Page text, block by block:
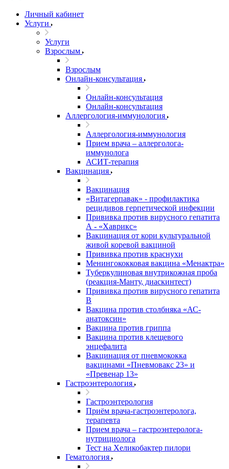
Личный кабинет
Услуги
Услуги
Взрослым
Взрослым
Онлайн-консультация
Онлайн-консультация
Онлайн-консультация
Аллергология-иммунология
Аллергология-иммунология
Прием врача – аллерголога-
иммунолога
АСИТ-терапия
Вакцинация
Вакцинация
«Витагерпавак» - профилактика
рецидивов герпетической инфекции
Прививка против вирусного гепатита
А - «Хаврикс»
Вакцинация от кори культуральной
живой коревой вакциной
Прививка против краснухи
Менингококковая вакцина «Менактра»
Туберкулиновая внутрикожная проба
(реакция-Манту, диаскинтест)
Прививка против вирусного гепатита
В
Вакцина против столбняка «АС-
анатоксин»
Вакцина против гриппа
Вакцина против клещевого
энцефалита
Вакцинация от пневмококка
вакцинами «Пневмовакс 23» и
«Превенар 13»
Гастроэнтерология
Гастроэнтерология
Приём врача-гастроэнтеролога,
терапевта
Прием врача – гастроэнтеролога-
нутрициолога
Тест на Хеликобактер пилори
Гематология